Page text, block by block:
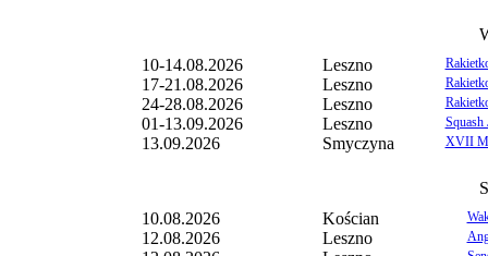
10-14.08.2026
Leszno
17-21.08.2026 Leszno
24-28.08.2026 Leszno
01-13.09.2026 Leszno Squash
13.09.2026 Smyczyna XVII
10.08.2026
Kościan
12.08.2026 Leszno